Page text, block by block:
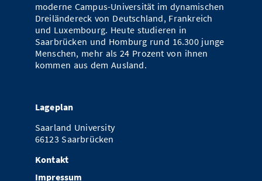
moderne Campus-Universität im dynamischen
Dreiländereck von Deutschland, Frankreich
und Luxembourg. Heute studieren in
Saarbrücken und Homburg rund 16.300 junge
Menschen, mehr als 24 Prozent von ihnen
kommen aus dem Ausland.
Lageplan
Saarland University
66123 Saarbrücken
Kontakt
Impressum